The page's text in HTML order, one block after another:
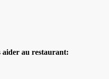
aider au restaurant: